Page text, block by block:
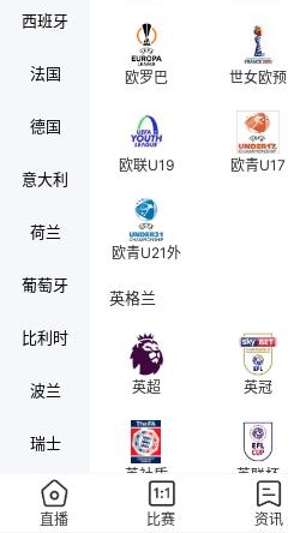
西班牙
法国
德国
意大利
荷兰
葡萄牙
比利时
波兰
瑞士
奥地利
欧罗巴 世女欧预
欧联U19 欧青U17
欧青U21外
英格兰
英超 英冠
英社盾 英联杯
直播 比赛 资讯